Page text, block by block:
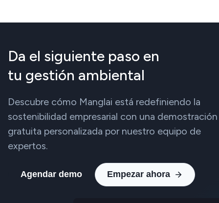
Da el siguiente paso en
tu gestión ambiental
Descubre cómo Manglai está redefiniendo la
sostenibilidad empresarial con una demostración
gratuita personalizada por nuestro equipo de
expertos.
Agendar demo Empezar ahora